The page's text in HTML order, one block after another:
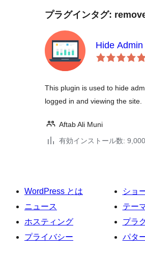
プラグインタグ:
Hide Admin
This plugin is used to hide
logged in and viewing the site.
Aftab Ali Muni
有効インストール数:
WordPress とは
ニュース
ホスティング
プライバシー
ショ
テー
プラ
パタ